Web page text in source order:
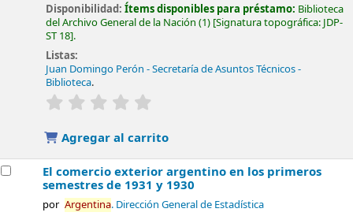
Disponibilidad:Ítems disponibles para préstamo: Biblioteca
del Archivo General de la Nación (1) Signatura topográfica: JDP-
ST 18 .
Listas:
Juan Domingo Perón - Secretaría de Asuntos Técnicos -
Biblioteca.
valoración
Agregar al carrito
El comercio exterior argentino en los primeros
semestres de 1931 y 1930
por Argentina. Dirección General de Estadística